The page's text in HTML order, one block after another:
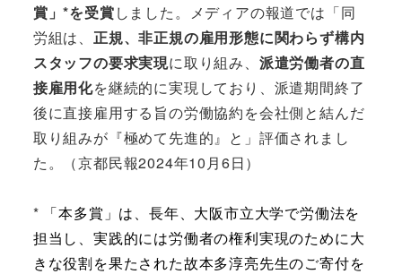
賞」*を受賞しました。メディアの報道では「同
労組は、 正規、非正規の雇用形態に関わらず構内
スタッフの要求実現に取り組み、 派遣労働者の直
接雇用化を継続的に実現しており、派遣期間終了
後に直接雇用する旨の労働協約を会社側と結んだ
取り組みが『極めて先進的』と」評価されまし
た。（京都民報2024年10月6日）
* 「本多賞」は、長年、大阪市立大学で労働法を
担当し、実践的には労働者の権利実現のために大
きな役割を果たされた故本多淳亮先生のご寄付を